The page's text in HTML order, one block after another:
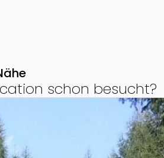
schon besucht?
Kreuzeckbahn